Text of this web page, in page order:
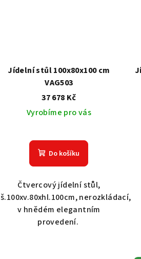
Jídelní stůl 100x80x100 cm
VAG503
37 678 Kč
Vyrobíme pro vás
Do košíku
Čtvercový jídelní stůl,
š.100xv.80xhl.100cm, nerozkládací,
v hnědém elegantním
provedení.